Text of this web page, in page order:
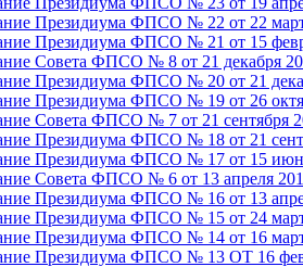
Президиума ФПСО № 22 от 22
Президиума ФПСО № 21 от 15
Совета ФПСО № 8 от 21 декабря
Президиума ФПСО № 20 от 21
Президиума ФПСО № 19 от 26
Совета ФПСО № 7 от 21 сентября
Президиума ФПСО № 18 от 21
Президиума ФПСО № 17 от 15
Совета ФПСО № 6 от 13 апреля
Президиума ФПСО № 16 от 13
Президиума ФПСО № 15 от 24
Президиума ФПСО № 14 от 16
Президиума ФПСО № 13 ОТ 16